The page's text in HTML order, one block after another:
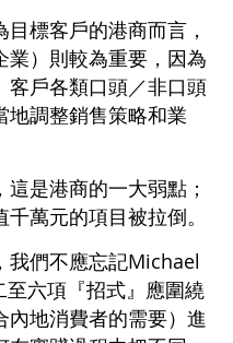
標客戶的港商而言，
業）則較為重要，因為
客戶各類口頭／非口頭
地調整銷售策略和業
是港商的一大弱點；
萬元的項目被拉倒。
我們不應忘記Michael
六項『招式』應圍繞
地消費者的需要）進